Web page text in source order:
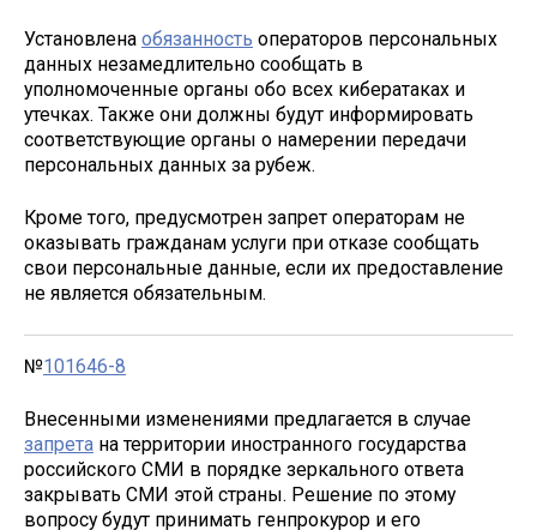
Установлена обязанность операторов персональных
данных незамедлительно сообщать в
уполномоченные органы обо всех кибератаках и
утечках. Также они должны будут информировать
соответствующие органы о намерении передачи
персональных данных за рубеж.
Кроме того, предусмотрен запрет операторам не
оказывать гражданам услуги при отказе сообщать
свои персональные данные, если их предоставление
не является обязательным.
№101646-8
Внесенными изменениями предлагается в случае
запрета на территории иностранного государства
российского СМИ в порядке зеркального ответа
закрывать СМИ этой страны. Решение по этому
вопросу будут принимать генпрокурор и его